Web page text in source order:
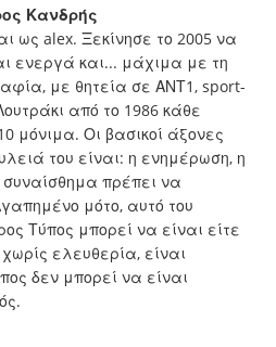
Κανδρής
ως alex. Ξεκίνησε το 2005 να
ενεργά και... μάχιμα με τη
με θητεία σε ΑΝΤ1, sport-
από το 1986 κάθε
μόνιμα. Οι βασικοί άξονες
του είναι: η ενημέρωση, η
πρέπει να
μότο, αυτό του
Τύπος μπορεί να είναι είτε
ελευθερία, είναι
δεν μπορεί να είναι